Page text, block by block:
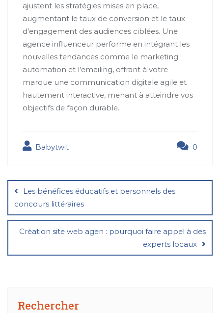
ajustent les stratégies mises en place,
augmentant le taux de conversion et le taux
d’engagement des audiences ciblées. Une
agence influenceur performe en intégrant les
nouvelles tendances comme le marketing
automation et l’emailing, offrant à votre
marque une communication digitale agile et
hautement interactive, menant à atteindre vos
objectifs de façon durable.
Babytwit 0
de
l’article
Les bénéfices éducatifs et personnels des
concours littéraires
Création site web agen : pourquoi faire appel à des
experts locaux
Rechercher